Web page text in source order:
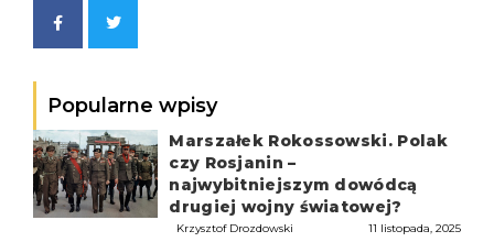
Popularne wpisy
Marszałek Rokossowski. Polak
czy Rosjanin –
najwybitniejszym dowódcą
drugiej wojny światowej?
Krzysztof Drozdowski 11 listopada, 2025